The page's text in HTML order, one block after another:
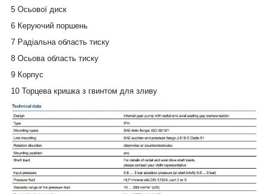
5 Осьової диск
6 Керуючий поршень
7 Радіальна область тиску
8 Осьова область тиску
9 Корпус
10 Торцева кришка з гвинтом для зливу